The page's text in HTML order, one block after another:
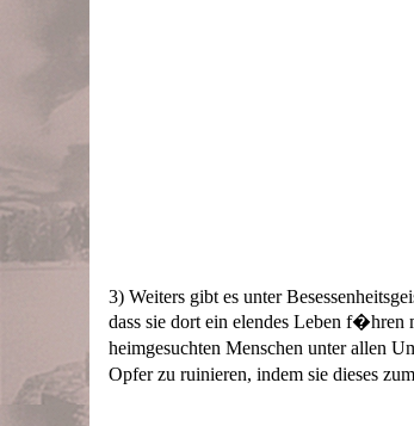
3) Weiters gibt es unter
dass sie dort ein elendes Leben f�hren
heimgesuchten Menschen unter allen
Opfer zu ruinieren, indem sie dieses